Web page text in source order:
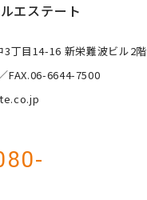
エステート
3丁目14-16 新栄難波ビル2階
FAX.06-6644-7500